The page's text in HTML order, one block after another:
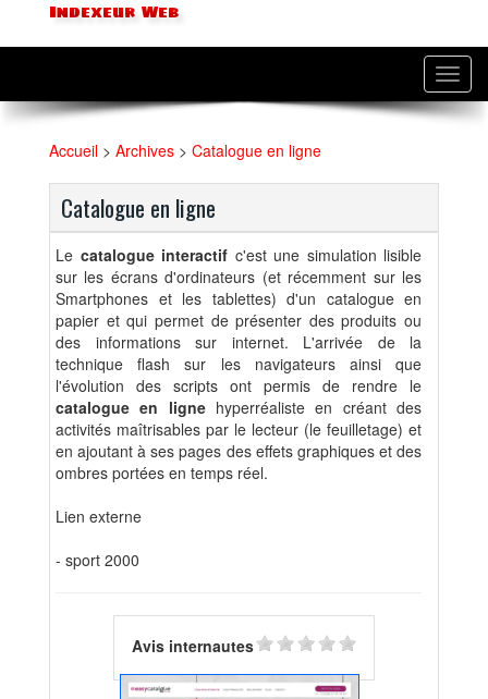
Indexeur Web
Accueil > Archives > Catalogue en ligne
Catalogue en ligne
Le catalogue interactif c'est une simulation lisible
sur les écrans d'ordinateurs (et récemment sur les
Smartphones et les tablettes) d'un catalogue en
papier et qui permet de présenter des produits ou
des informations sur internet. L'arrivée de la
technique flash sur les navigateurs ainsi que
l'évolution des scripts ont permis de rendre le
catalogue en lignehyperréaliste en créant des
activités maîtrisables par le lecteur (le feuilletage) et
en ajoutant à ses pages des effets graphiques et des
ombres portées en temps réel.
Lien externe
- sport 2000
Avis internautes